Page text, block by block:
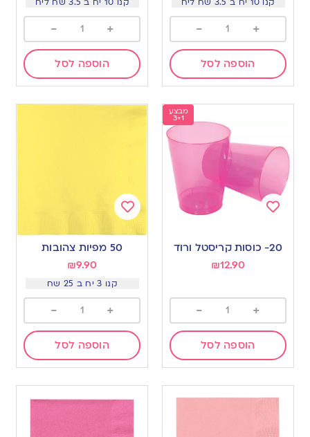
קנו 10 יח ב 3.5 שח ליח
+
-
הוספה לסל
קנו 10 יח ב 3.5 שח ליח
+
-
הוספה לסל
מבצע
3+1
to
wishlist
20- כוסות קריסטל ורוד
₪12.90
+
-
הוספה לסל
wishlist
50 מפיות צהובות
₪9.90
קנו 3 יח ב 25 שח
+
-
הוספה לסל